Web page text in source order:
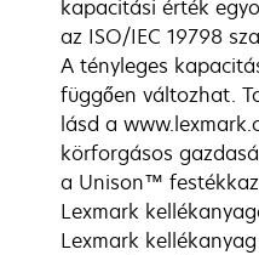
kapacitási érték
az ISO/IEC 19798
A tényleges
függően változhat.
lásd a
körforgásos
a Unison™
Lexmark
Lexmark